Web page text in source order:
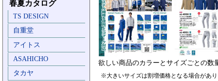
春夏カタログ
TS DESIGN
自重堂
アイトス
ASAHICHO
タカヤ
欲しい商品のカラーとサイズごとの数
※大きいサイズは割増価格となる場合があ